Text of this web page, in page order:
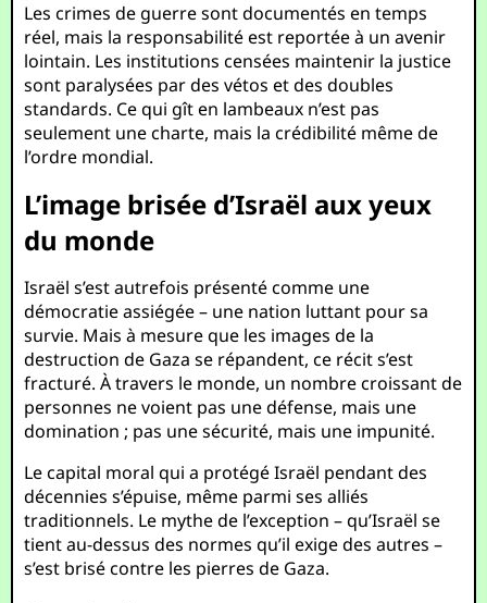
Les crimes de guerre sont documentés en temps
réel, mais la responsabilité est reportée à un avenir
lointain. Les institutions censées maintenir la justice
sont paralysées par des vétos et des doubles
standards. Ce qui gît en lambeaux n’est pas
seulement une charte, mais la crédibilité même de
l’ordre mondial.
L’image brisée d’Israël aux yeux
du monde
Israël s’est autrefois présenté comme une
démocratie assiégée – une nation luttant pour sa
survie. Mais à mesure que les images de la
destruction de Gaza se répandent, ce récit s’est
fracturé. À travers le monde, un nombre croissant de
personnes ne voient pas une défense, mais une
domination ; pas une sécurité, mais une impunité.
Le capital moral qui a protégé Israël pendant des
décennies s’épuise, même parmi ses alliés
traditionnels. Le mythe de l’exception – qu’Israël se
tient au-dessus des normes qu’il exige des autres –
s’est brisé contre les pierres de Gaza.